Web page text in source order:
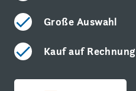
Große Auswahl
Kauf auf Rechnung